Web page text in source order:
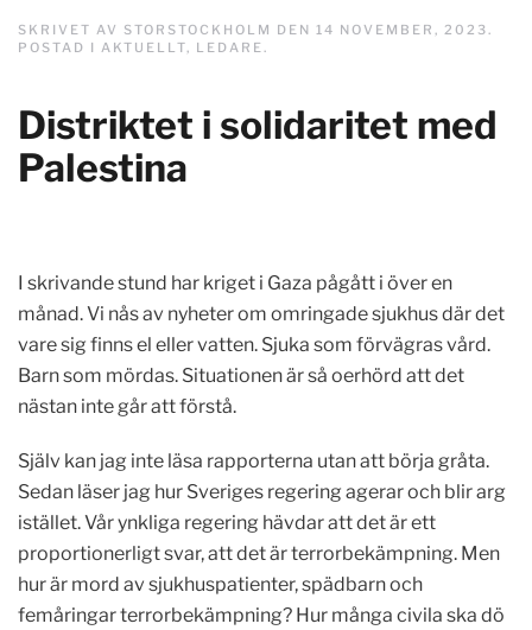
SKRIVET AV STORSTOCKHOLM DEN 14 NOVEMBER, 2023.
POSTAD I AKTUELLT, LEDARE.
Distriktet i solidaritet med
Palestina
I skrivande stund har kriget i Gaza pågått i över en
månad. Vi nås av nyheter om omringade sjukhus där det
vare sig finns el eller vatten. Sjuka som förvägras vård.
Barn som mördas. Situationen är så oerhörd att det
nästan inte går att förstå.
Själv kan jag inte läsa rapporterna utan att börja gråta.
Sedan läser jag hur Sveriges regering agerar och blir arg
istället.Vår ynkliga regering hävdar att det är ett
proportionerligt svar, att det är terrorbekämpning. Men
hur är mord av sjukhuspatienter, spädbarn och
femåringar terrorbekämpning? Hur många civila ska dö